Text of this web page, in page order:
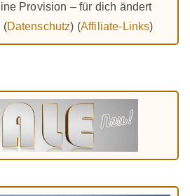
Provision – für dich ändert
(Datenschutz) (Affiliate-Links)